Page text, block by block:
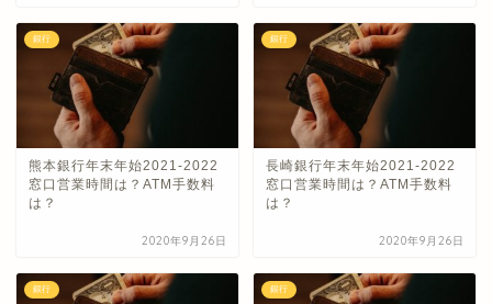
銀行
熊本銀行年末年始2021-2022
窓口営業時間は？ATM手数料
は？
2020年9月26日
銀行
長崎銀行年末年始2021-2022
窓口営業時間は？ATM手数料
は？
2020年9月26日
銀行 銀行